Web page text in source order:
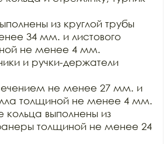
из круглой трубы
34 мм. и листового
не менее 4 мм.
и ручки-держатели
не менее 27 мм. и
толщиной не менее 4 мм.
кольца выполнены из
толщиной не менее 24